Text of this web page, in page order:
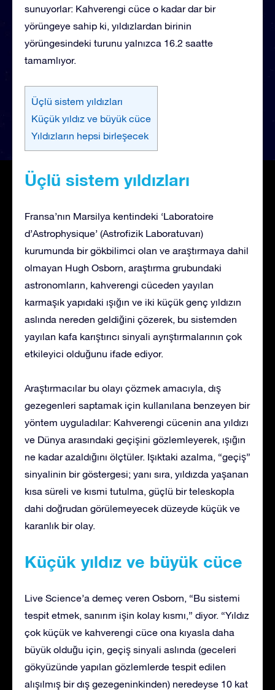
sunuyorlar: Kahverengi cüce o kadar dar bir
yörüngeye sahip ki, yıldızlardan birinin
yörüngesindeki turunu yalnızca 16.2 saatte
tamamlıyor.
Üçlü sistem yıldızları
Küçük yıldız ve büyük cüce
Yıldızların hepsi birleşecek
Üçlü sistem yıldızları
Fransa’nın Marsilya kentindeki ‘Laboratoire
d’Astrophysique’ (Astrofizik Laboratuvarı)
kurumunda bir gökbilimci olan ve araştırmaya dahil
olmayan Hugh Osborn, araştırma grubundaki
astronomların, kahverengi cüceden yayılan
karmaşık yapıdaki ışığın ve iki küçük genç yıldızın
aslında nereden geldiğini çözerek, bu sistemden
yayılan kafa karıştırıcı sinyali ayrıştırmalarının çok
etkileyici olduğunu ifade ediyor.
Araştırmacılar bu olayı çözmek amacıyla, dış
gezegenleri saptamak için kullanılana benzeyen bir
yöntem uyguladılar: Kahverengi cücenin ana yıldızı
ve Dünya arasındaki geçişini gözlemleyerek, ışığın
ne kadar azaldığını ölçtüler. Işıktaki azalma, “geçiş”
sinyalinin bir göstergesi; yanı sıra, yıldızda yaşanan
kısa süreli ve kısmi tutulma, güçlü bir teleskopla
dahi doğrudan görülemeyecek düzeyde küçük ve
karanlık bir olay.
Küçük yıldız ve büyük cüce
Live Science’a demeç veren Osborn, “Bu sistemi
tespit etmek, sanırım işin kolay kısmı,” diyor. “Yıldız
çok küçük ve kahverengi cüce ona kıyasla daha
büyük olduğu için, geçiş sinyali aslında (geceleri
gökyüzünde yapılan gözlemlerde tespit edilen
alışılmış bir dış gezegeninkinden) neredeyse 10 kat